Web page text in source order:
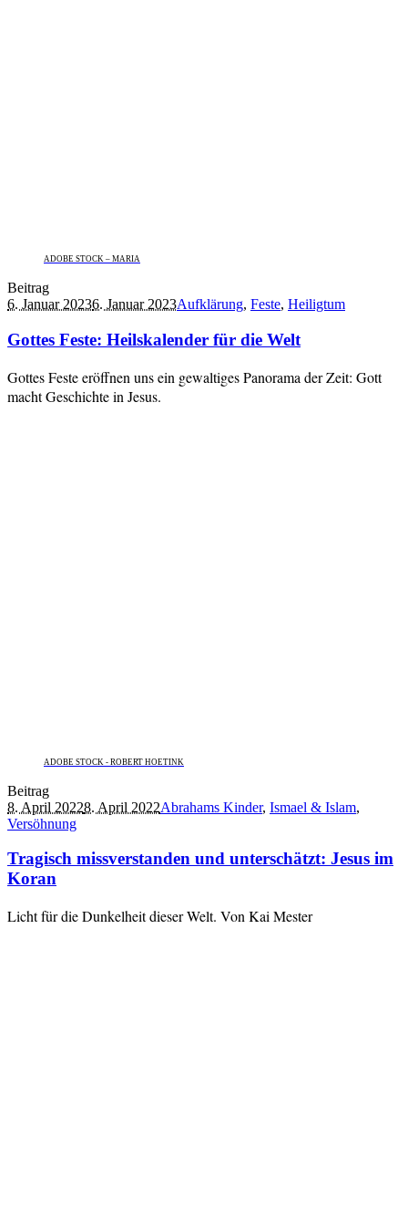
ADOBE STOCK – MARIA
Beitrag
6. Januar 20236. Januar 2023Aufklärung, Feste, Heiligtum
Gottes Feste: Heilskalender für die Welt
Gottes Feste eröffnen uns ein gewaltiges Panorama der Zeit: Gott
macht Geschichte in Jesus.
ADOBE STOCK - ROBERT HOETINK
Beitrag
8. April 20228. April 2022Abrahams Kinder, Ismael & Islam,
Versöhnung
Tragisch missverstanden und unterschätzt: Jesus im
Koran
Licht für die Dunkelheit dieser Welt. Von Kai Mester